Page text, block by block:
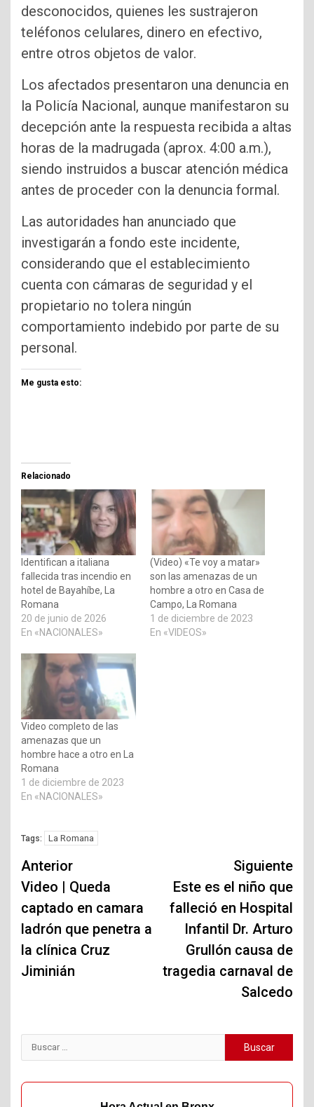
desconocidos, quienes les sustrajeron
teléfonos celulares, dinero en efectivo,
entre otros objetos de valor.
Los afectados presentaron una denuncia en
la Policía Nacional, aunque manifestaron su
decepción ante la respuesta recibida a altas
horas de la madrugada (aprox. 4:00 a.m.),
siendo instruidos a buscar atención médica
antes de proceder con la denuncia formal.
Las autoridades han anunciado que
investigarán a fondo este incidente,
considerando que el establecimiento
cuenta con cámaras de seguridad y el
propietario no tolera ningún
comportamiento indebido por parte de su
personal.
Me gusta esto:
Relacionado
Identifican a italiana
fallecida tras incendio en
hotel de Bayahíbe, La
Romana
20 de junio de 2026
En «NACIONALES»
(Video) «Te voy a matar»
son las amenazas de un
hombre a otro en Casa de
Campo, La Romana
1 de diciembre de 2023
En «VIDEOS»
Video completo de las
amenazas que un
hombre hace a otro en La
Romana
1 de diciembre de 2023
En «NACIONALES»
Tags: La Romana
Navegación
de
entradas
Anterior
Video | Queda
captado en camara
ladrón que penetra a
la clínica Cruz
Jiminián
Siguiente
Este es el niño que
falleció en Hospital
Infantil Dr. Arturo
Grullón causa de
tragedia carnaval de
Salcedo
Buscar: